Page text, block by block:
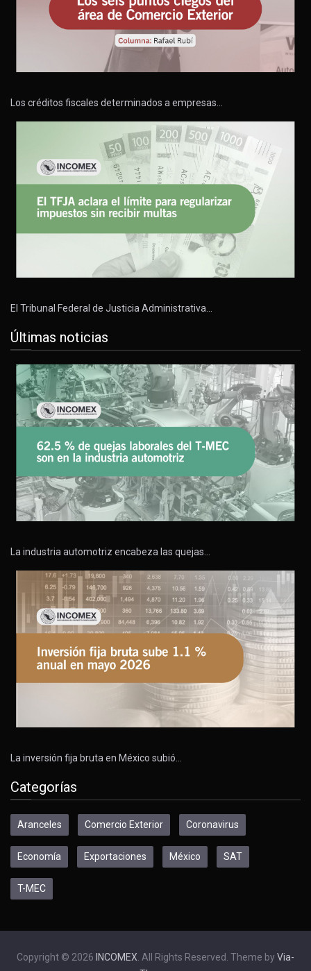
Los créditos fiscales determinados a empresas…
El Tribunal Federal de Justicia Administrativa…
Últimas noticias
La industria automotriz encabeza las quejas…
La inversión fija bruta en México subió…
Categorías
Aranceles Comercio Exterior Coronavirus
Economía Exportaciones México SAT
T-MEC
Copyright © 2026 INCOMEX . All Rights Reserved. Theme by Via-